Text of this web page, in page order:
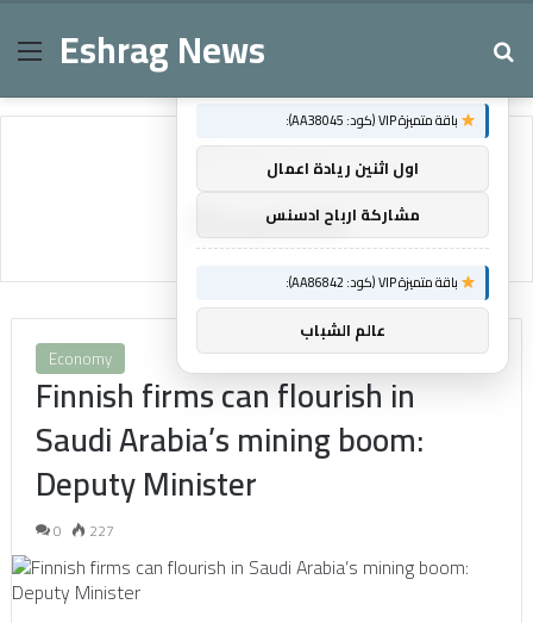
MenuEshrag News
Home/flourish
flourish
Economy
Finnish firms can flourish in
Saudi Arabia’s mining boom:
Deputy Minister
0 227
×
باقة متميزة VIP (كود: AA38045):
اول اثنين ريادة اعمال
مشاركة ارباح ادسنس
باقة متميزة VIP (كود: AA86842):
عالم الشباب